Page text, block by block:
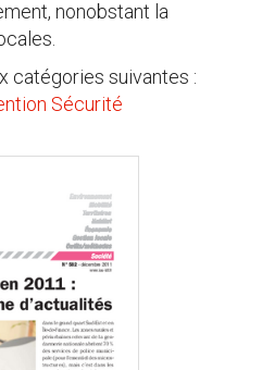
nonobstant la
catégories suivantes :
Sécurité